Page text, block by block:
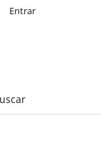
Entrar